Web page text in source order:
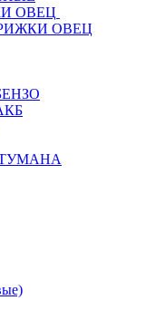
ОВЕЦ
ОВЕЦ